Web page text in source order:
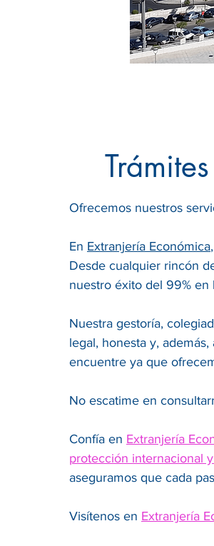
Ofrecemos nuestros
En Extranjería Económica
Desde cualquier rincón
nuestro éxito del 99%
Nuestra gestoría,
legal, honesta y,
encuentre ya que
No escatime en
Confía en Extranjería
protección internacional
aseguramos que cada
Visítenos en Extranjería